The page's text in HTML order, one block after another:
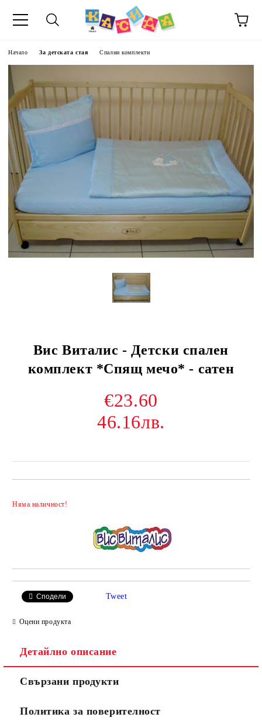
Начало За детската стая Спални комплекти
Вис Виталис - Детски спален
комплект *Спящ мечо* - сатен
€23.60
46.16лв.
Няма наличност!
Сподели Tweet
Оцени продукта
Детайлно описание
Свързани продукти
Политика за поверителност